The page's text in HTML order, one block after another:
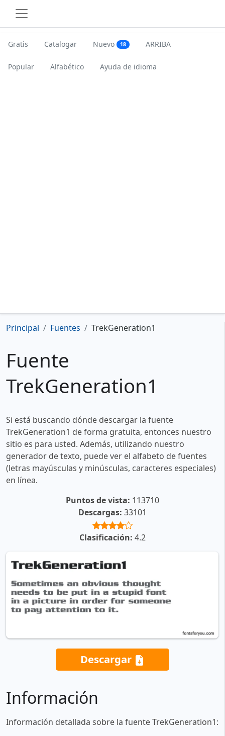
Gratis Catalogar Nuevo 18 ARRIBA
Popular Alfabético Ayuda de idioma
Principal Fuentes TrekGeneration1
Fuente
TrekGeneration1
Si está buscando dónde descargar la fuente
TrekGeneration1 de forma gratuita, entonces nuestro
sitio es para usted. Además, utilizando nuestro
generador de texto, puede ver el alfabeto de fuentes
(letras mayúsculas y minúsculas, caracteres especiales)
en línea.
Puntos de vista: 113710
Descargas: 33101
Clasificación: 4.2
Descargar
Información
Información detallada sobre la fuente TrekGeneration1: